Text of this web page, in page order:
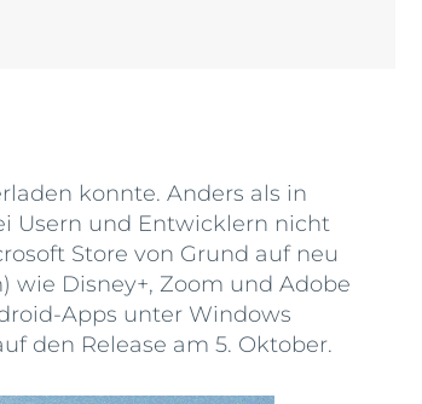
konnte. Anders als in
Usern und Entwicklern nicht
Store von Grund auf neu
Disney+, Zoom und Adobe
Apps unter Windows
den Release am 5. Oktober.